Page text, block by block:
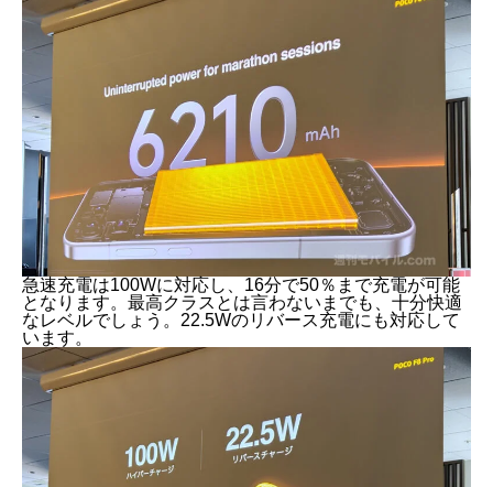
急速充電は100Wに対応し、16分で50％まで充電が可能
となります。最高クラスとは言わないまでも、十分快適
なレベルでしょう。22.5Wのリバース充電にも対応して
います。